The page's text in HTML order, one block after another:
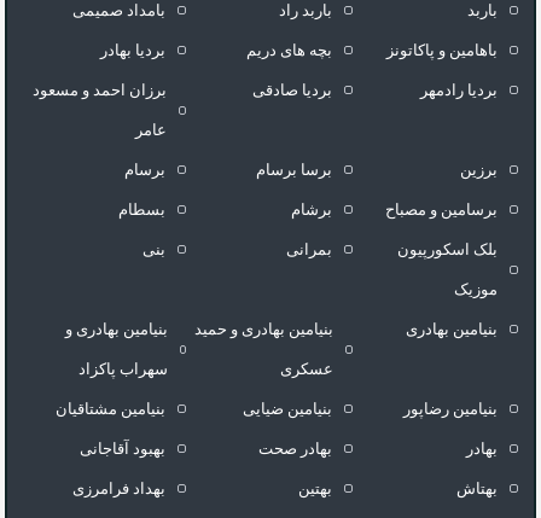
باربد باربد راد بامداد صمیمی
باهامین و پاکاتونز بچه های دریم بردیا بهادر
بردیا رادمهر بردیا صادقی برزان احمد و مسعود
عامر
برزین برسا برسام برسام
برسامین و مصباح برشام بسطام
بلک اسکورپیون
موزیک
بمرانی بنی
بنیامین بهادری بنیامین بهادری و حمید
عسکری
بنیامین بهادری و
سهراب پاکزاد
بنیامین رضاپور بنیامین ضیایی بنیامین مشتاقیان
بهادر بهادر صحت بهبود آقاجانی
بهتاش بهتین بهداد فرامرزى